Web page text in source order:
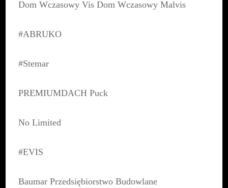
Dom Wczasowy Vis Dom Wczasowy Malvis
#ABRUKO
#Stemar
PREMIUMDACH Puck
No Limited
#EVIS
Baumar Przedsiębiorstwo Budowlane